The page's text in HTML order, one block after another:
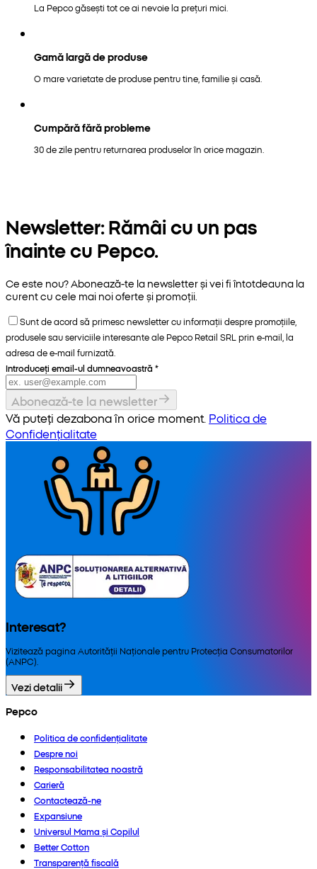
La Pepco găsești tot ce ai nevoie la prețuri mici.
Gamă largă de produse
O mare varietate de produse pentru tine, familie și casă.
Cumpără fără probleme
30 de zile pentru returnarea produselor în orice magazin.
Newsletter: Rămâi cu un pas
înainte cu Pepco.
Ce este nou? Abonează-te la newsletter și vei fi întotdeauna la
curent cu cele mai noi oferte și promoții.
Sunt de acord să primesc newsletter cu informații despre promoțiile,
produsele sau serviciile interesante ale Pepco Retail SRL prin e-mail, la
adresa de e-mail furnizată.
Introduceți email-ul dumneavoastră *
Abonează-te la newsletter
Vă puteți dezabona în orice moment. Politica de
Confidențialitate
Interesat?
Vizitează pagina Autorității Naționale pentru Protecția Consumatorilor
(ANPC).
Vezi detalii
Pepco
Politica de confidențialitate
Despre noi
Responsabilitatea noastră
Carieră
Contactează-ne
Expansiune
Universul Mama și Copilul
Better Cotton
Transparență fiscală